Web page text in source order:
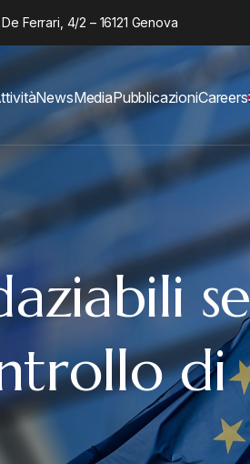
Ferrari, 4/2 – 16121 Genova
NewsMediaPubblicazioniCareers
se
di